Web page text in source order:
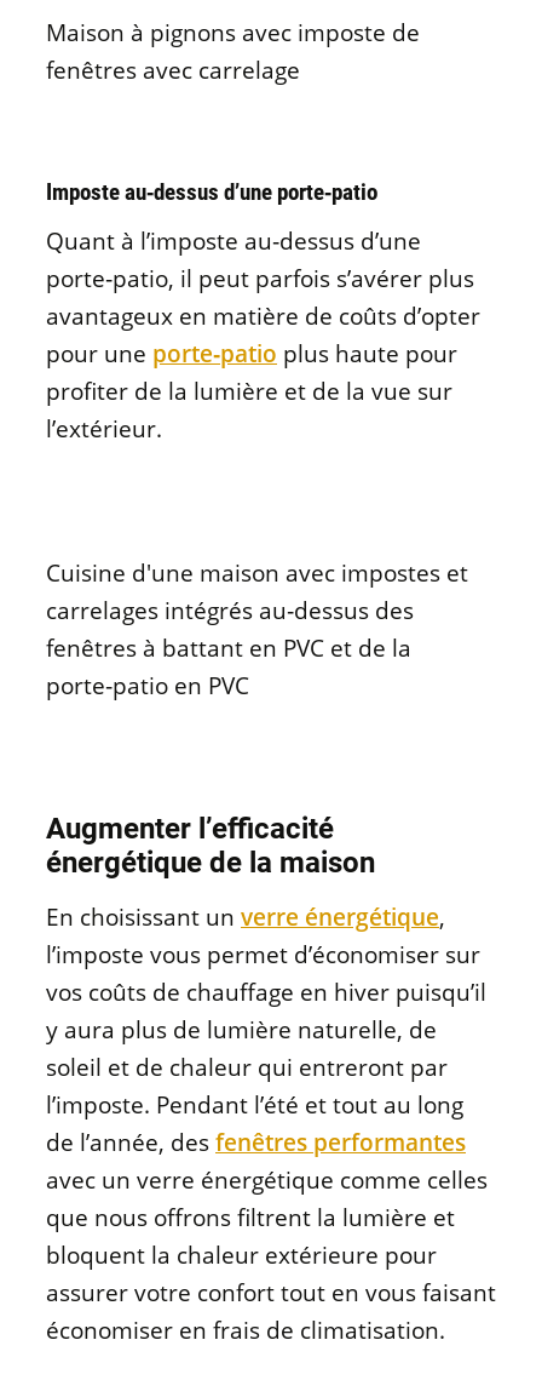
Maison à pignons avec imposte de
fenêtres avec carrelage
Imposte au‑dessus d’une porte‑patio
Quant à l’imposte au‑dessus d’une
porte‑patio, il peut parfois s’avérer plus
avantageux en matière de coûts d’opter
pour une porte‑patio plus haute pour
profiter de la lumière et de la vue sur
l’extérieur.
Cuisine d'une maison avec impostes et
carrelages intégrés au‑dessus des
fenêtres à battant en PVC et de la
porte‑patio en PVC
Augmenter l’efficacité
énergétique de la maison
En choisissant un verre énergétique,
l’imposte vous permet d’économiser sur
vos coûts de chauffage en hiver puisqu’il
y aura plus de lumière naturelle, de
soleil et de chaleur qui entreront par
l’imposte. Pendant l’été et tout au long
de l’année, desfenêtres performantes
avec un verre énergétique comme celles
que nous offrons filtrent la lumière et
bloquent la chaleur extérieure pour
assurer votre confort tout en vous faisant
économiser en frais de climatisation.